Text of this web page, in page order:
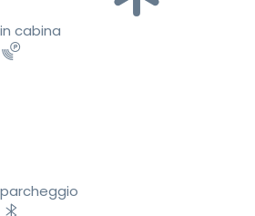
in cabina
parcheggio